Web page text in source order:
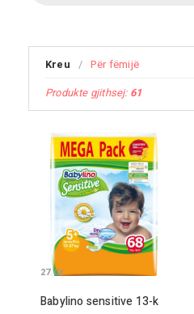
Kreu / Për fëmijë
Produkte gjithsej: 61
Babylino sensitive 13-
27Gr
k